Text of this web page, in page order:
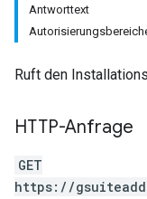
Antworttext
Ruft den
HTTP-Anfrage
GET
https://